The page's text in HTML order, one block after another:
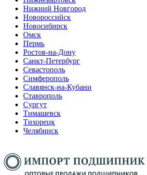
Нижний Новгород
Новороссийск
Новосибирск
Омск
Пермь
Ростов-на-Дону
Санкт-Петербург
Севастополь
Симферополь
Славянск-на-Кубани
Ставрополь
Сургут
Тимашевск
Тихорецк
Челябинск